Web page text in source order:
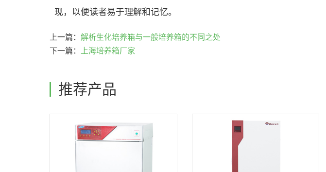
现，以便读者易于理解和记忆。
上一篇： 解析生化培养箱与一般培养箱的不同之处
下一篇：
上海培养箱厂家
推荐产品